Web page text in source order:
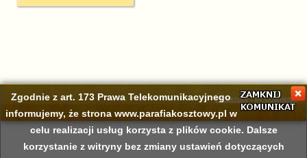
Pc Service|by Chaqierek
Zgodnie z art. 173 Prawa Telekomunikacyjnego
informujemy, że strona www.parafiakosztowy.pl w
celu realizacji usług korzysta z plików cookie. Dalsze
korzystanie z witryny bez zmiany ustawień dotyczących